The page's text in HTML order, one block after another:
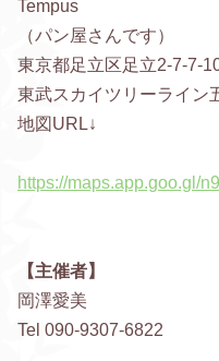
Tempus
（パン屋さんです）
東京都足立区足立2-7-7-
東武スカイツリーライン
地図URL↓
https://maps.app.goo.gl/
【主催者】
岡澤愛美
Tel 090-9307-6822